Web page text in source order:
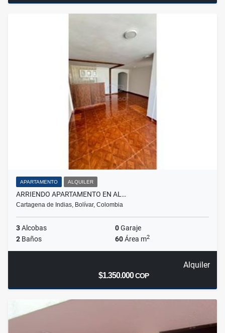
APARTAMENTO ALQUILER
ARRIENDO APARTAMENTO EN AL…
Cartagena de Indias, Bolívar, Colombia
3Alcobas 0Garaje
2 Baños 60Área m2
Alquiler
$1.350.000COP